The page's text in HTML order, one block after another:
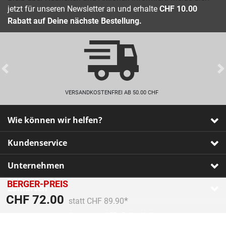
BERGER-PREIS
CHF 72.00 Preis reduziert von
statt CHF 89.90
An
jetzt für unseren Newsletter an und erhalte CHF 10.00
Rabatt auf Deine nächste Bestellung.
VERSANDKOSTENFREI AB 50.00 CHF
Previous
Wie können wir helfen?
Kundenservice
Unternehmen
Zahlarten